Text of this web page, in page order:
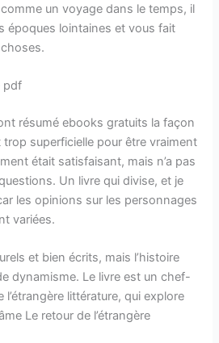
un voyage dans le temps, il
époques lointaines et vous fait
pdf
résumé ebooks gratuits la façon
superficielle pour être vraiment
était satisfaisant, mais n’a pas
Un livre qui divise, et je
les opinions sur les personnages
variées.
et bien écrits, mais l’histoire
dynamisme. Le livre est un chef-
l’étrangère littérature, qui explore
Le retour de l’étrangère